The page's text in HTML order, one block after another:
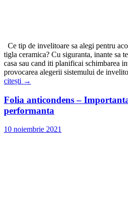
Ce tip de invelitoare sa alegi pentru
tigla ceramica? Cu siguranta, inante sa
casa sau cand iti planificai schimbarea
provocarea alegerii sistemului de
citești →
Folia anticondens –
performanta
10 noiembrie 2021